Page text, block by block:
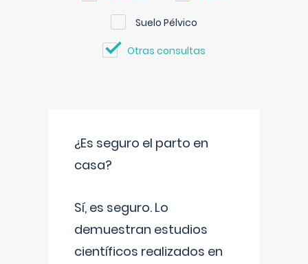
Suelo Pélvico
Otras consultas
¿Es seguro el parto en
casa?
Sí, es seguro. Lo
demuestran estudios
científicos realizados en